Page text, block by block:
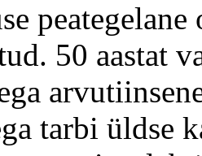
50 aastat
tarbi üldse